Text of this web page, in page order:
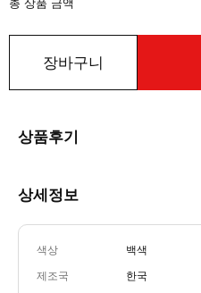
장바구니
상품후기
상세정보
색상 백색
제조국 한국